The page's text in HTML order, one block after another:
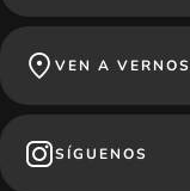
VEN A VERNOS
SÍGUENOS